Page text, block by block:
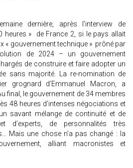
dernière, après l’interview de
heures » de France 2, si le pays allait
« gouvernement technique » prôné par
de 2024 – un gouvernement
de construire et faire adopter un
sans majorité. La re-nomination de
grognard d’Emmanuel Macron, a
final, le gouvernement de 34 membres
48 heures d’intenses négociations et
savant mélange de continuité et de
d’experts, de personnalités très
Mais une chose n’a pas changé : la
alliant macronistes et